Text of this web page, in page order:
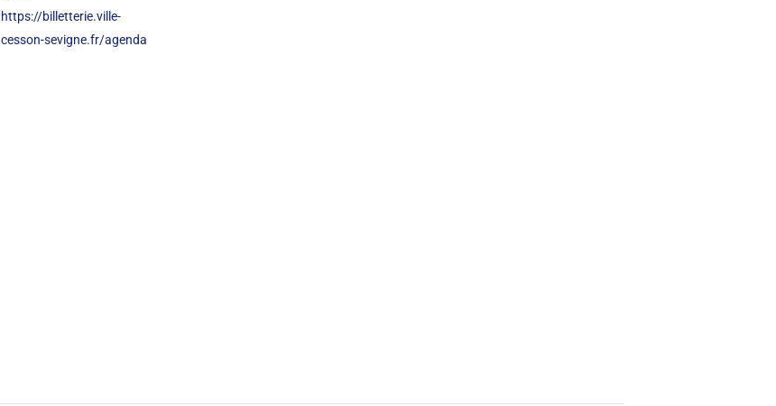
https://billetterie.ville-
cesson-sevigne.fr/agenda